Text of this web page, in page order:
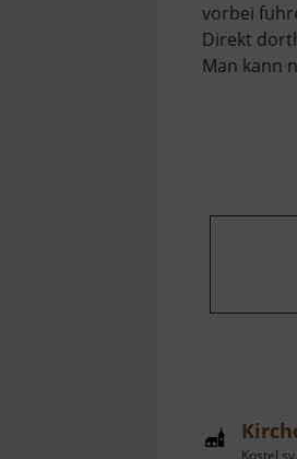
vorbei
Direkt
Man kann
Kostel sv.